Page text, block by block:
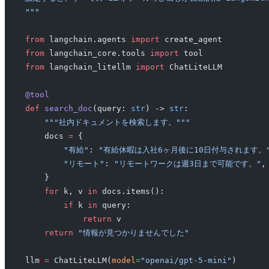
"""
from langchain.agents import create_agent
from langchain_core.tools import tool
from langchain_litellm import ChatLiteLLM
@tool
def search_doc (query: str) -> str:
    """社内ドキュメントを検索します。"""
    docs
= {
        "有給"
:
"有給休暇は入社6ヶ月後に10日付与されます。
        "リモート"
: "リモートワークは週3日まで可能です。" ,
    }
    for
k, v in docs.items():
        if
k in query:
            return
v
    return
"情報が見つかりませんでした"
llm = ChatLiteLLM( model="openai/gpt-5-mini" )